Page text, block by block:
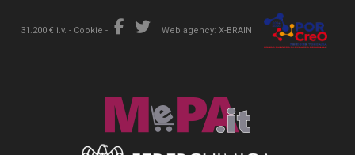
31.200 € i.v. - Cookie - | Web agency: X-BRAIN